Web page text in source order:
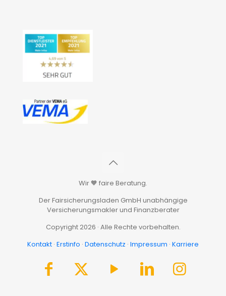
Wir 🧡 faire Beratung.
Der Fairsicherungsladen GmbH unabhängige
Versicherungsmakler und Finanzberater
Copyright 2026 · Alle Rechte vorbehalten.
Kontakt · Erstinfo · Datenschutz · Impressum · Karriere